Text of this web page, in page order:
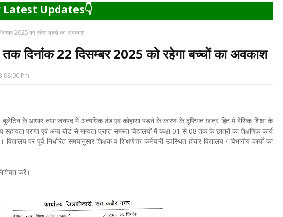
Updates👇
2025 को रहेगा बच्चों का अवकाश
दिनांक 22 दिसम्बर 2025 को रहेगा बच्चों का अवकाश
Pm
गये बुलेटिन के आधार तथा जनपद में अत्यधिक ठंड एवं कोहासा पड़ने के कारण के दृष्टिगत छात्र हित में बेसिक शिक्षा के
प्राप्त एवं अन्य बोर्ड से मान्यता प्राप्त समस्त विद्यालयों में कक्षा-01 से 08 तक के छात्रों का शैक्षणिक कार्य
पर पूर्व निर्धारित समयानुसार शिक्षक व शिक्षणेत्तर कर्मचारी उपस्थित होकर विद्यालय / विभागीय कार्यों का
करें।